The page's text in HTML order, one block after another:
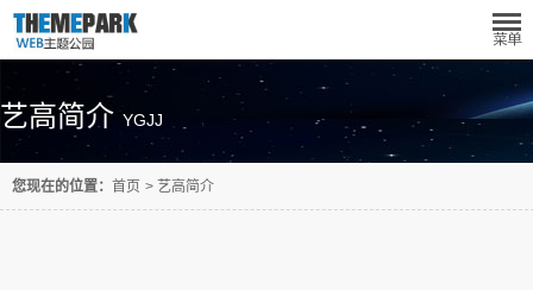
艺高简介 YGJJ
您现在的位置： 首页 > 艺高简介